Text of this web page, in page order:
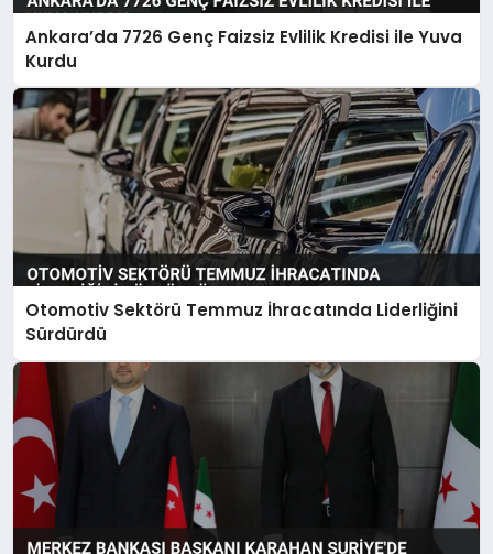
Ankara’da 7726 Genç Faizsiz Evlilik Kredisi ile Yuva
Kurdu
Otomotiv Sektörü Temmuz İhracatında Liderliğini
Sürdürdü